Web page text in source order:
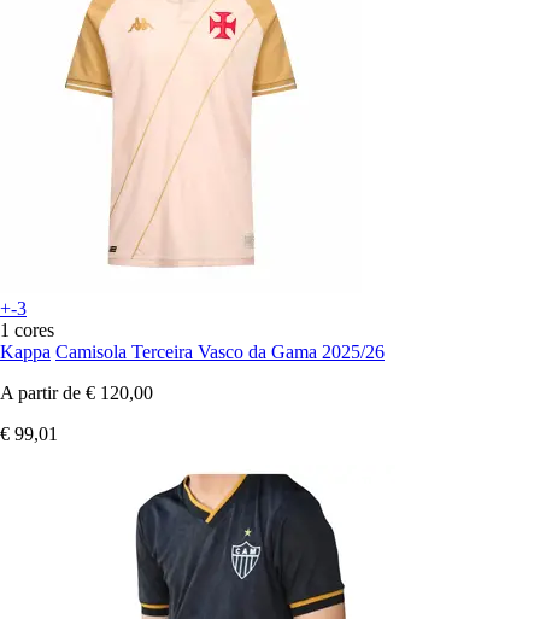
+-3
1 cores
Kappa Camisola Terceira Vasco da Gama 2025/26
A partir de € 120,00
€ 99,01